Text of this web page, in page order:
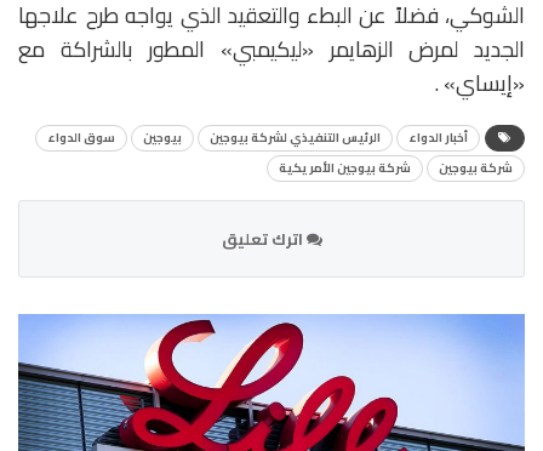
الشوكي، فضلاً عن البطء والتعقيد الذي يواجه طرح علاجها
الجديد لمرض الزهايمر «ليكيمبي» المطور بالشراكة مع
«إيساي» .
أخبار الدواء الرئيس التنفيذي لشركة بيوجين بيوجين
سوق الدواء
شركة بيوجين
شركة بيوجين الأمريكية
اترك تعليق